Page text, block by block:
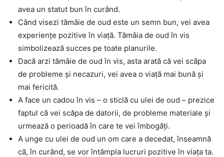
avea un statut bun în curând.
Când visezi tămâie de oud este un semn bun, vei avea
experiențe pozitive în viață. Tămâia de oud în vis
simbolizează succes pe toate planurile.
Dacă arzi tămâie de oud în vis, asta arată că vei scăpa
de probleme și necazuri, vei avea o viață mai bună și
mai fericită.
A face un cadou în vis – o sticlă cu ulei de oud – prezice
faptul că vei scăpa de datorii, de probleme materiale și
urmează o perioadă în care te vei îmbogăți.
A unge cu ulei de oud un om care a decedat, înseamnă
că, în curând, se vor întâmpla lucruri pozitive în viața ta.